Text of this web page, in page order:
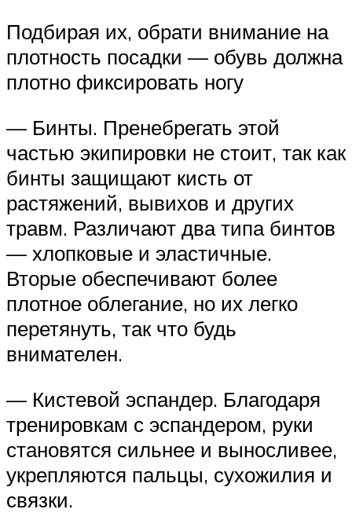
Подбирая их, обрати внимание на
плотность посадки — обувь должна
плотно фиксировать ногу
— Бинты. Пренебрегать этой
частью экипировки не стоит, так как
бинты защищают кисть от
растяжений, вывихов и других
травм. Различают два типа бинтов
— хлопковые и эластичные.
Вторые обеспечивают более
плотное облегание, но их легко
перетянуть, так что будь
внимателен.
— Кистевой эспандер. Благодаря
тренировкам с эспандером, руки
становятся сильнее и выносливее,
укрепляются пальцы, сухожилия и
связки.